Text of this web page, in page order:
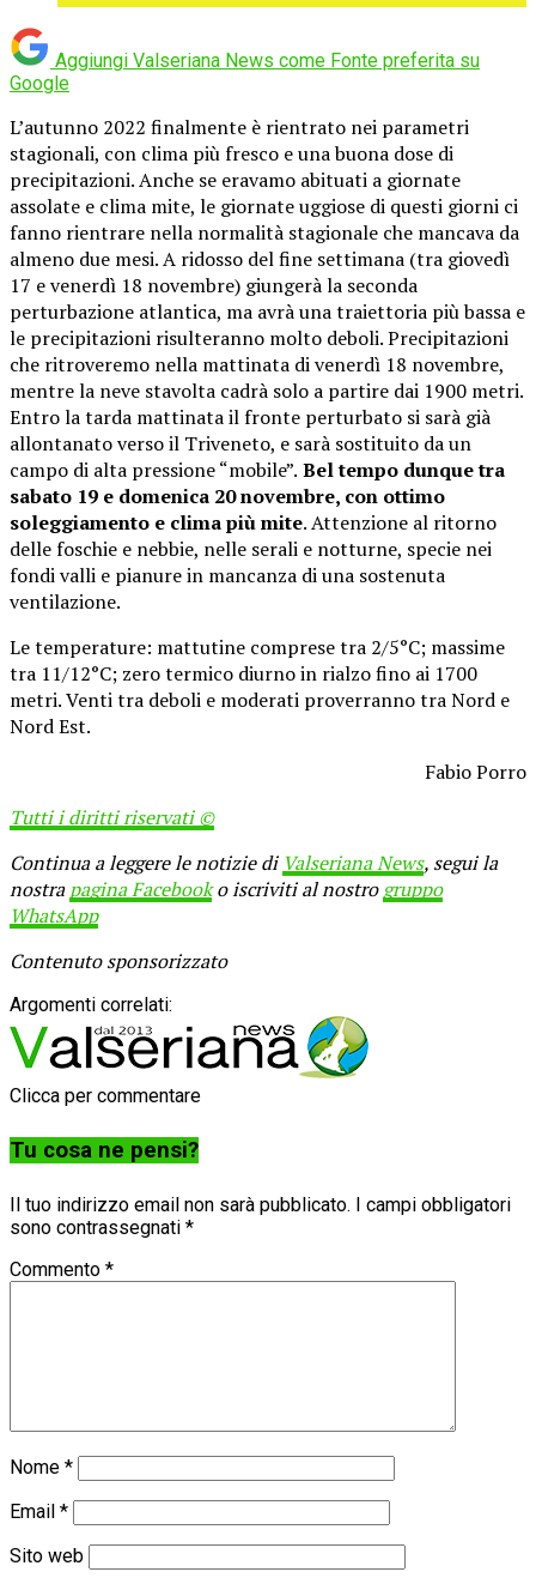
Aggiungi Valseriana News come Fonte preferita su
Google
L’autunno 2022 finalmente è rientrato nei parametri
stagionali, con clima più fresco e una buona dose di
precipitazioni. Anche se eravamo abituati a giornate
assolate e clima mite, le giornate uggiose di questi giorni ci
fanno rientrare nella normalità stagionale che mancava da
almeno due mesi. A ridosso del fine settimana (tra giovedì
17 e venerdì 18 novembre) giungerà la seconda
perturbazione atlantica, ma avrà una traiettoria più bassa e
le precipitazioni risulteranno molto deboli. Precipitazioni
che ritroveremo nella mattinata di venerdì 18 novembre,
mentre la neve stavolta cadrà solo a partire dai 1900 metri.
Entro la tarda mattinata il fronte perturbato si sarà già
allontanato verso il Triveneto, e sarà sostituito da un
campo di alta pressione “mobile”. Bel tempo dunque tra
sabato 19 e domenica 20 novembre, con ottimo
soleggiamento e clima più mite. Attenzione al ritorno
delle foschie e nebbie, nelle serali e notturne, specie nei
fondi valli e pianure in mancanza di una sostenuta
ventilazione.
Le temperature: mattutine comprese tra 2/5°C; massime
tra 11/12°C; zero termico diurno in rialzo fino ai 1700
metri. Venti tra deboli e moderati proverranno tra Nord e
Nord Est.
Fabio Porro
Tutti i diritti riservati ©
Continua a leggere le notizie di Valseriana News, segui la
nostrapagina Facebooko iscriviti al nostrogruppo
WhatsApp
Contenuto sponsorizzato
Argomenti correlati:
Clicca per commentare
Tu cosa ne pensi?
Il tuo indirizzo email non sarà pubblicato. I campi obbligatori
sono contrassegnati *
Commento *
Nome *
Email *
Sito web